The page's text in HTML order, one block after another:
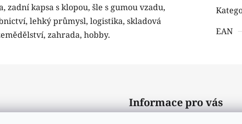
zadní kapsa s klopou, šle s gumou vzadu,
lehký průmysl, logistika, skladová
zahrada, hobby.
EAN
Informace pro vás